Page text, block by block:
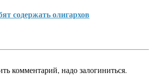
содержать олигархов
комментарий, надо залогиниться.